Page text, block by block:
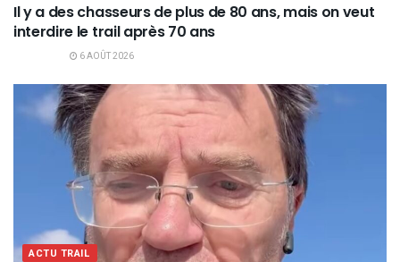
Il y a des chasseurs de plus de 80 ans, mais on veut
interdire le trail après 70 ans
6 AOÛT 2026
ACTU TRAIL